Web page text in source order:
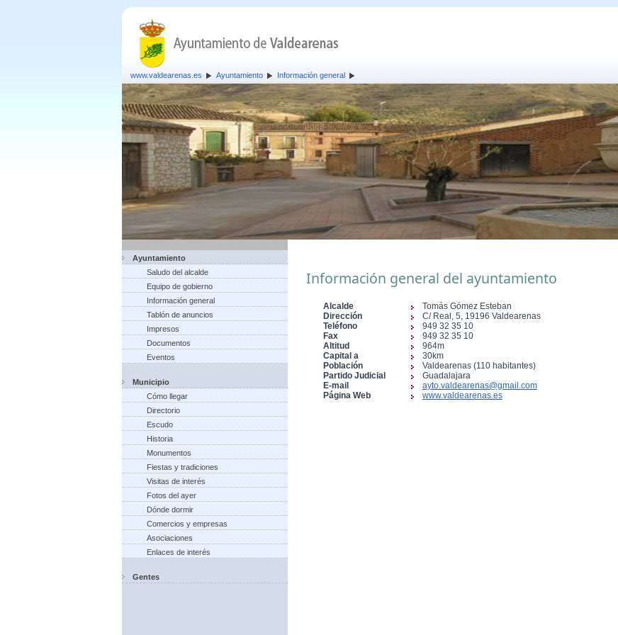
www.valdearenas.es Ayuntamiento Información general
Ayuntamiento
Saludo del alcalde
Equipo de gobierno
Información general
Tablón de anuncios
Impresos
Documentos
Eventos
Municipio
Cómo llegar
Directorio
Escudo
Historia
Monumentos
Fiestas y tradiciones
Visitas de interés
Fotos del ayer
Dónde dormir
Comercios y empresas
Asociaciones
Enlaces de interés
Gentes
Información general del ayuntamiento
Alcalde
Tomás Gómez Esteban
Dirección
C/ Real, 5, 19196 Valdearenas
Teléfono
949 32 35 10
Fax
949 32 35 10
Altitud
964m
Capital a
30km
Población
Valdearenas (110 habitantes)
Partido Judicial
Guadalajara
E-mail
ayto.valdearenas@gmail.com
Página Web
www.valdearenas.es